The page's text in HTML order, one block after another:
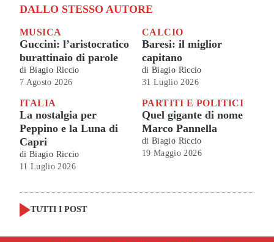
DALLO STESSO AUTORE
MUSICA
Guccini: l’aristocratico
burattinaio di parole
di Biagio Riccio
7 Agosto 2026
CALCIO
Baresi: il miglior
capitano
di Biagio Riccio
31 Luglio 2026
ITALIA
La nostalgia per
Peppino e la Luna di
Capri
di Biagio Riccio
11 Luglio 2026
PARTITI E POLITICI
Quel gigante di nome
Marco Pannella
di Biagio Riccio
19 Maggio 2026
TUTTI I POST